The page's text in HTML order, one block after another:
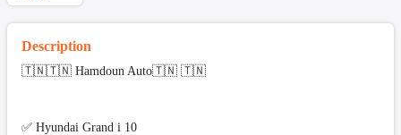
Description
🇹🇳🇹🇳 Hamdoun Auto🇹🇳 🇹🇳
✅ Hyundai Grand i 10